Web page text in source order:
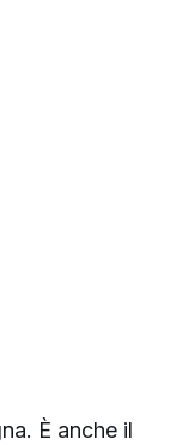
È anche il